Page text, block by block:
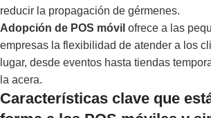
reducir la propagación de gérmenes.
Adopción de POS móvil ofrece a las
empresas la flexibilidad de atender a los
lugar, desde eventos hasta tiendas
la acera.
Características clave que